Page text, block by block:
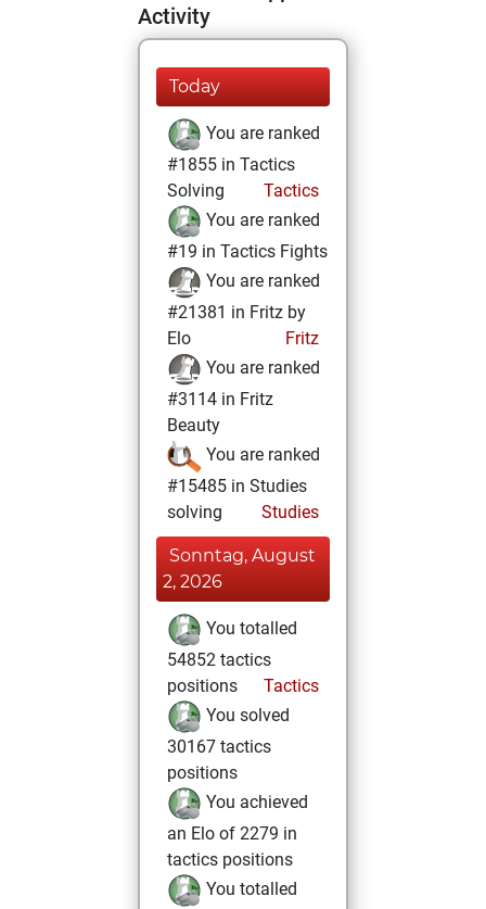
Activity
Today
You are ranked
#1855 in Tactics
Solving
Tactics
You are ranked
#19 in Tactics Fights
You are ranked
#21381 in Fritz by
Elo
Fritz
You are ranked
#3114 in Fritz
Beauty
You are ranked
#15485 in Studies
solving
Studies
Sonntag, August
2, 2026
You totalled
54852 tactics
positions
Tactics
You solved
30167 tactics
positions
You achieved
an Elo of 2279 in
tactics positions
You totalled